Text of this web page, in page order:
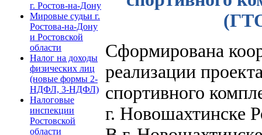
г. Ростов-на-Дону
Мировые судьи г.
Ростова-на-Дону
и Ростовской
области
Налог на доходы
физических лиц
(новые формы 2-
НДФЛ, 3-НДФЛ)
Налоговые
инспекции
Ростовской
области
Сформирована
реализации
спортивного
г. Новошахтинске